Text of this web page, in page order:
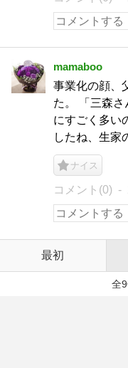
mamaboo
事業化の顔、
た。 「三森
にすごく多い
したね、生家
ナイス
コメント(0)
最初
全